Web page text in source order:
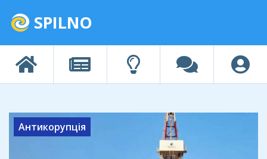
SPILNO
Антикорупція